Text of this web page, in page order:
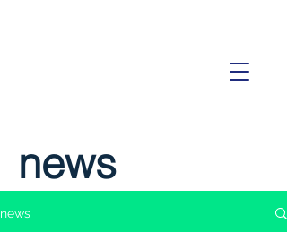
news
news